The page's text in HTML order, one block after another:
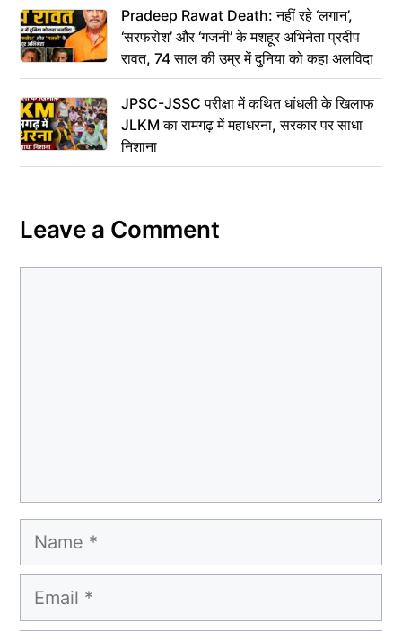
Pradeep Rawat Death: नहीं रहे ‘लगान’,
‘सरफरोश’ और ‘गजनी’ के मशहूर अभिनेता प्रदीप
रावत, 74 साल की उम्र में दुनिया को कहा अलविदा
JPSC-JSSC परीक्षा में कथित धांधली के खिलाफ
JLKM का रामगढ़ में महाधरना, सरकार पर साधा
निशाना
Leave a Comment
Name
Email